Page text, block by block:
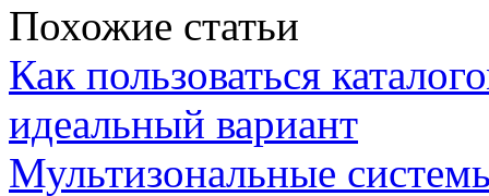
Похожие статьи
Как пользоваться
идеальный вариант
Мультизональные